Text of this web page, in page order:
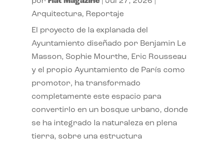
Arquitectura, Reportaje
El proyecto de la explanada del
Ayuntamiento diseñado por Benjamin Le
Masson, Sophie Mourthe, Eric Rousseau
y el propio Ayuntamiento de París como
promotor, ha transformado
completamente este espacio para
convertirlo en un bosque urbano, donde
se ha integrado la naturaleza en plena
tierra, sobre una estructura